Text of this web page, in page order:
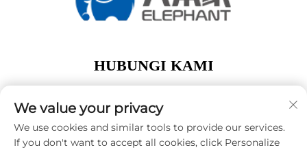
HUBUNGI KAMI
Jalan Dalong Guangzhou Guangdong Tiongkok
Telp:+86-15119752340
E-Mail:[email protected]
We value your privacy
We use cookies and similar tools to provide our services.
If you don't want to accept all cookies, click Personalize